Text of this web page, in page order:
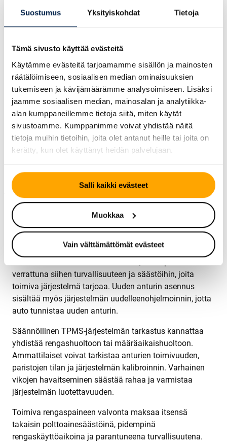
Suostumus Yksityiskohdat Tietoja
Tämä sivusto käyttää evästeitä
Käytämme evästeitä tarjoamamme sisällön ja mainosten
räätälöimiseen, sosiaalisen median ominaisuuksien
tukemiseen ja kävijämäärämme analysoimiseen. Lisäksi
jaamme sosiaalisen median, mainosalan ja analytiikka-
alan kumppaneillemme tietoja siitä, miten käytät
sivustoamme. Kumppanimme voivat yhdistää näitä
tietoja muihin tietoihin, joita olet antanut heille tai joita on
kerätty, kun olet käyttänyt heidän palvelujaan.
Salli kaikki evästeet
Muokkaa
Vain välttämättömät evästeet
TPMS-anturit voivat vaurioitua myös fyysisesti
asennusmenetelmille. Siksi rengastyöt tulisi aina teettää
ammattilaisilla, jotka osaavat käsitellä TPMS-antureita
oikein.
Talvirenkaisiin vaihtaessa moni autoilija kohtaa TPMS-
varoitusvalon, koska talvirenkaissa ei ole antureita tai ne
on ohjelmoitu eri tavalla. Tämä ei ole vaarallista, mutta
se tarkoittaa, että kuljettajan on itse valvottava
rengaspainetta säännöllisesti. Paras ratkaisu on hankkia
ympäri vuoden.
TPMS-järjestelmän huollon
kustannukset ja hyödyt
TPMS-anturin vaihto maksaa tyypillisesti 80-150 euroa
per anturi, riippuen auton merkistä ja mallista. Vaikka
verrattuna siihen turvallisuuteen ja säästöihin, joita
toimiva järjestelmä tarjoaa. Uuden anturin asennus
sisältää myös järjestelmän uudelleenohjelmoinnin, jotta
auto tunnistaa uuden anturin.
Säännöllinen TPMS-järjestelmän tarkastus kannattaa
yhdistää rengashuoltoon tai määräaikaishuoltoon.
Ammattilaiset voivat tarkistaa anturien toimivuuden,
paristojen tilan ja järjestelmän kalibroinnin. Varhainen
vikojen havaitseminen säästää rahaa ja varmistaa
järjestelmän luotettavuuden.
Toimiva rengaspaineen valvonta maksaa itsensä
takaisin polttoainesäästöinä, pidempinä
rengaskäyttöaikoina ja parantuneena turvallisuutena.